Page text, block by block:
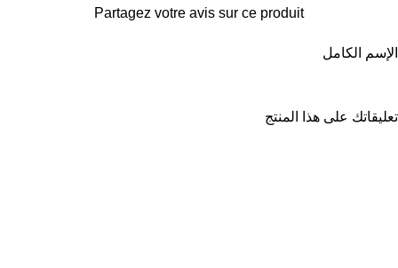
Partagez votre avis sur ce produit
الإسم الكامل
تعليقاتك على هذا المنتج